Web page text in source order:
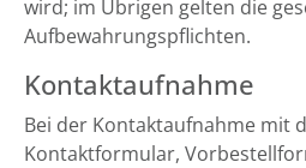
wird; im Übrigen gelten die
Aufbewahrungspflichten.
Kontaktaufnahme
Bei der Kontaktaufnahme mit
Kontaktformular,